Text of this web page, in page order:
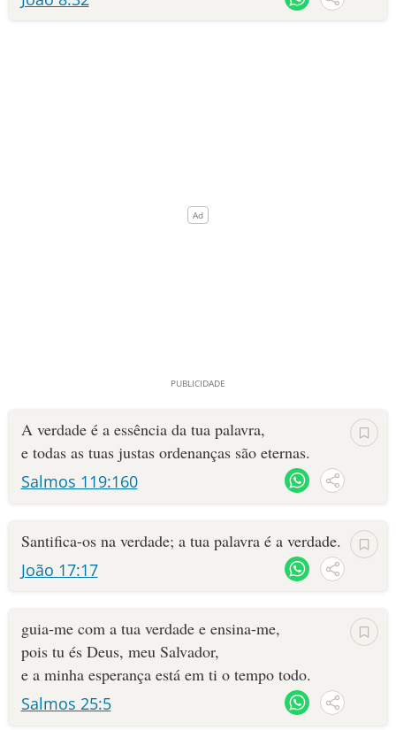
ESTUDOS BÍBLICOS
A verdade é a essência da tua palavra,
e todas as tuas justas ordenanças são eternas.
Salmos 119:160
Santifica-os na verdade; a tua palavra é a verdade.
João 17:17
guia-me com a tua verdade e ensina-me,
pois tu és Deus, meu Salvador,
e a minha esperança está em ti o tempo todo.
Salmos 25:5